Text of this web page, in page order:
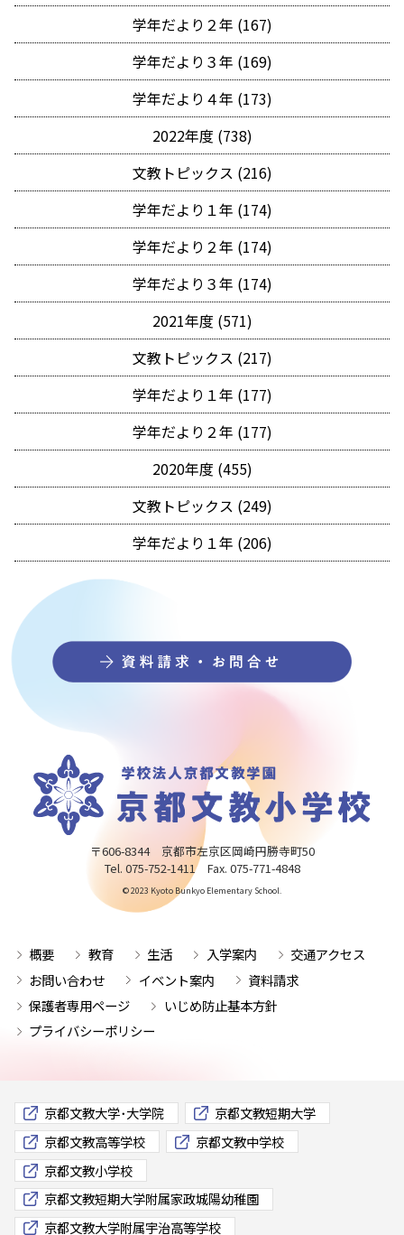
学年だより２年 (167)
学年だより３年 (169)
学年だより４年 (173)
2022年度 (738)
文教トピックス (216)
学年だより１年 (174)
学年だより２年 (174)
学年だより３年 (174)
2021年度 (571)
文教トピックス (217)
学年だより１年 (177)
学年だより２年 (177)
2020年度 (455)
文教トピックス (249)
学年だより１年 (206)
〒606-8344 京都市左京区岡崎円勝寺町50
Tel. 075-752-1411 Fax. 075-771-4848
© 2023 Kyoto Bunkyo Elementary School.
概要 教育 生活 入学案内
交通アクセス
お問い合わせ
イベント案内
資料請求
保護者専用ページ
いじめ防止基本方針
プライバシーポリシー
京都文教大学･大学院
京都文教短期大学
京都文教高等学校
京都文教中学校
京都文教小学校
京都文教短期大学附属家政城陽幼稚園
京都文教大学附属宇治高等学校